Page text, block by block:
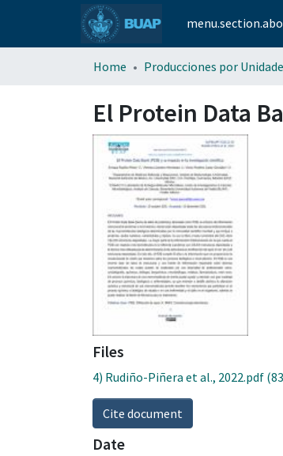
Home
El Protein Data
Files
4) Rudiño-Piñera et al., 2022.pdf
Cite document
Date